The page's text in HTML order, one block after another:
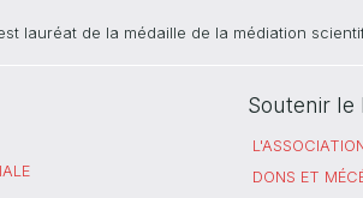
lauréat de la médaille de la médiation
Soutenir le
DONS ET